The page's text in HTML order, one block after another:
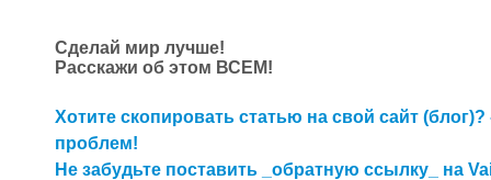
Сделай мир лучше!
Расскажи об этом ВСЕМ!
Хотите скопировать статью на свой сайт (блог)?
проблем!
Не забудьте поставить _обратную ссылку_ на